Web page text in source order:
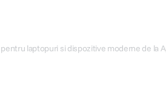
laptopuri si dispozitive moderne de la